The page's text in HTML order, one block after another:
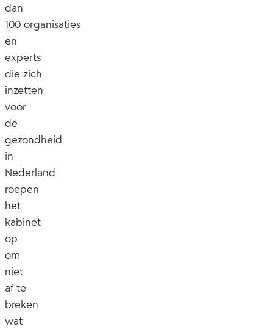
dan
100 organisaties
en
experts
die zich
inzetten
voor
de
gezondheid
in
Nederland
roepen
het
kabinet
op
om
niet
af te
breken
wat